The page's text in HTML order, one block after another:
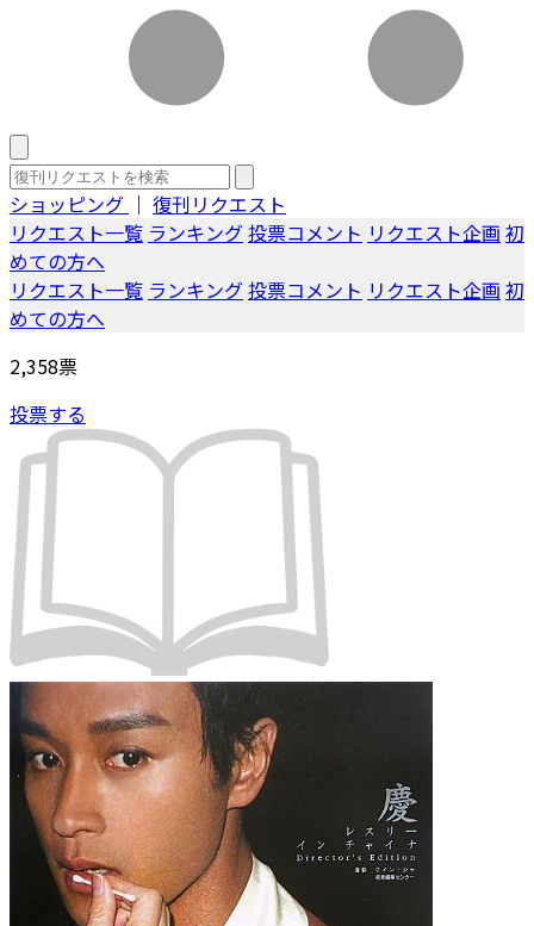
ショッピング ｜ 復刊リクエスト
リクエスト一覧 ランキング投票コメント リクエスト企画 初
めての方へ
リクエスト一覧 ランキング投票コメント リクエスト企画 初
めての方へ
2,358票
投票する